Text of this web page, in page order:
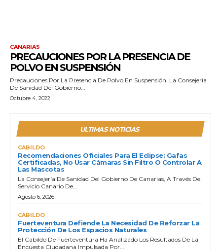
CANARIAS
PRECAUCIONES POR LA PRESENCIA DE
POLVO EN SUSPENSIÓN
Precauciones Por La Presencia De Polvo En Suspensión. La Consejería
De Sanidad Del Gobierno...
Octubre 4, 2022
ULTIMAS NOTICIAS
CABILDO
Recomendaciones Oficiales Para El Eclipse: Gafas
Certificadas, No Usar Cámaras Sin Filtro O Controlar A
Las Mascotas
La Consejería De Sanidad Del Gobierno De Canarias, A Través Del
Servicio Canario De...
Agosto 6, 2026
CABILDO
Fuerteventura Defiende La Necesidad De Reforzar La
Protección De Los Espacios Naturales
El Cabildo De Fuerteventura Ha Analizado Los Resultados De La
Encuesta Ciudadana Impulsada Por...